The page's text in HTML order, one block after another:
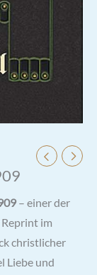
– einer der
im
christlicher
Liebe und